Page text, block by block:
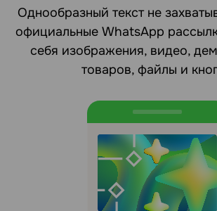
Однообразный текст не
официальные WhatsApp
себя изображения, видео,
товаров, файлы и